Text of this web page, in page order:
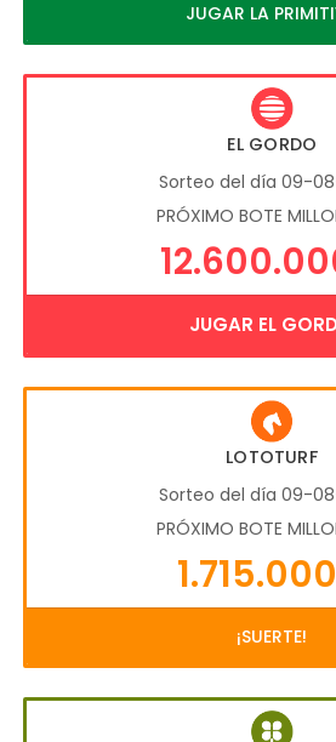
JUGAR LA
EL GORDO
Sorteo del día 09-
PRÓXIMO BOTE
JUGAR EL
LOTOTURF
Sorteo del día 09-
PRÓXIMO BOTE
¡SUERTE!